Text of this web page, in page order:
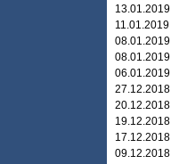
13.01.2019
11.01.2019
08.01.2019
08.01.2019
06.01.2019
27.12.2018
20.12.2018
19.12.2018
17.12.2018
09.12.2018